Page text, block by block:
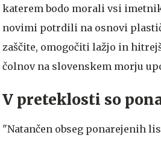
katerem bodo morali vsi
novimi potrdili na osnovi
zaščite, omogočiti lažjo in
čolnov na slovenskem morju
V preteklosti so
"Natančen obseg ponarejenih